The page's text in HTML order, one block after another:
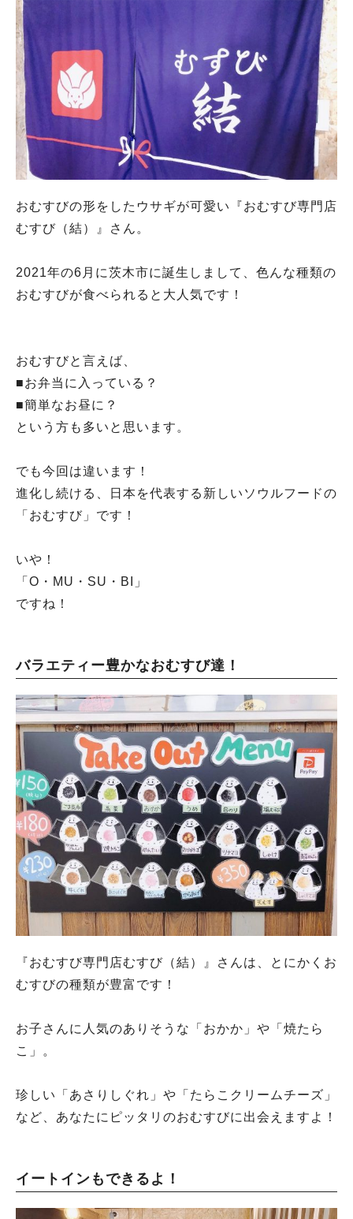
おむすびの形をしたウサギが可愛い『おむすび専門店
むすび（結）』さん。
2021年の6月に茨木市に誕生しまして、色んな種類の
おむすびが食べられると大人気です！
おむすびと言えば、
■お弁当に入っている？
■簡単なお昼に？
という方も多いと思います。
でも今回は違います！
進化し続ける、日本を代表する新しいソウルフードの
「おむすび」です！
いや！
「O・MU・SU・BI」
ですね！
バラエティー豊かなおむすび達！
『おむすび専門店むすび（結）』さんは、とにかくお
むすびの種類が豊富です！
お子さんに人気のありそうな「おかか」や「焼たら
こ」。
珍しい「あさりしぐれ」や「たらこクリームチーズ」
など、あなたにピッタリのおむすびに出会えますよ！
イートインもできるよ！